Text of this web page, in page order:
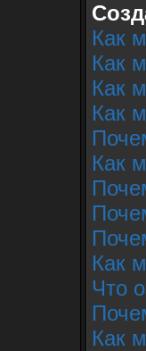
Как
Как
Как
Как
Как
Как
Что
Как